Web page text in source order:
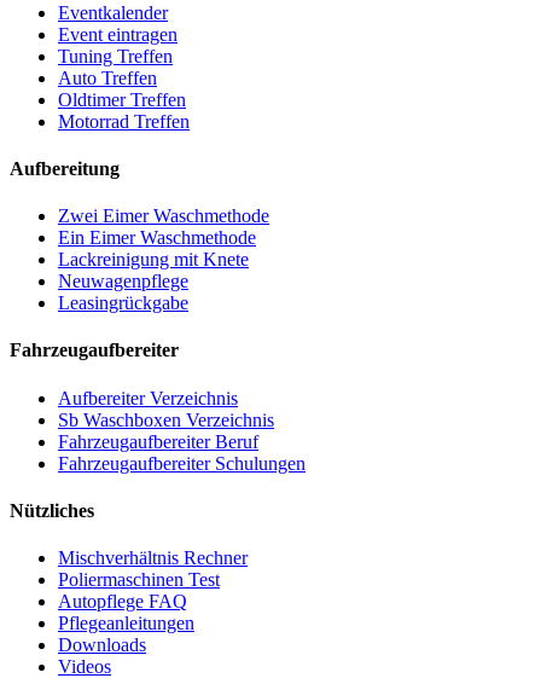
Eventkalender
Event eintragen
Tuning Treffen
Auto Treffen
Oldtimer Treffen
Motorrad Treffen
Aufbereitung
Zwei Eimer Waschmethode
Ein Eimer Waschmethode
Lackreinigung mit Knete
Neuwagenpflege
Leasingrückgabe
Fahrzeugaufbereiter
Aufbereiter Verzeichnis
Sb Waschboxen Verzeichnis
Fahrzeugaufbereiter Beruf
Fahrzeugaufbereiter Schulungen
Nützliches
Mischverhältnis Rechner
Poliermaschinen Test
Autopflege FAQ
Pflegeanleitungen
Downloads
Videos